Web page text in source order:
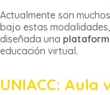
Actualmente son
bajo estas
diseñada una
educación virtual.
UNIACC: Aula